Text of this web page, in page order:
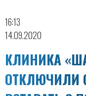
16:13
14.09.2020
КЛИНИКА
ОТКЛЮЧИЛИ